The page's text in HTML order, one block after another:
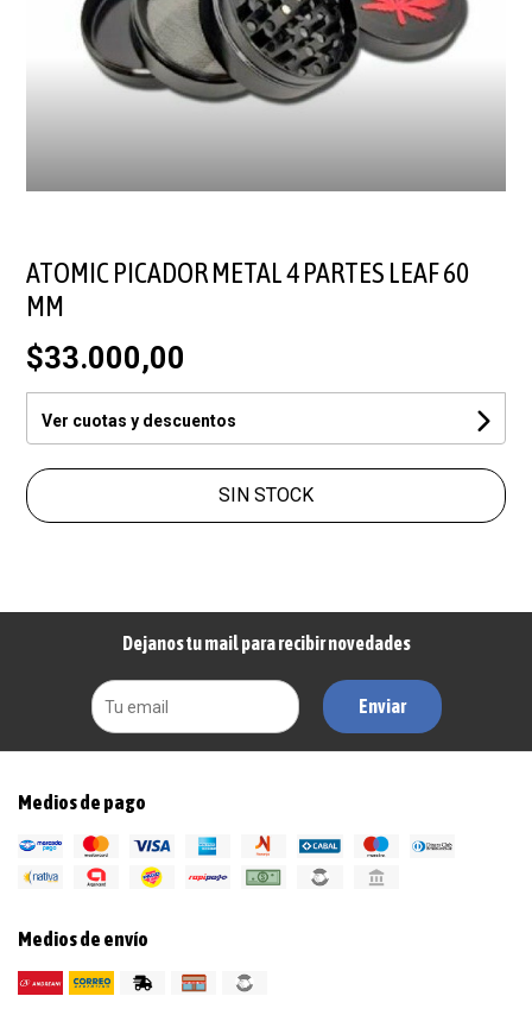
ATOMIC PICADOR METAL 4 PARTES LEAF 60
MM
$33.000,00
Ver cuotas y descuentos
SIN STOCK
Dejanos tu mail para recibir novedades
Enviar
Medios de pago
Medios de envío